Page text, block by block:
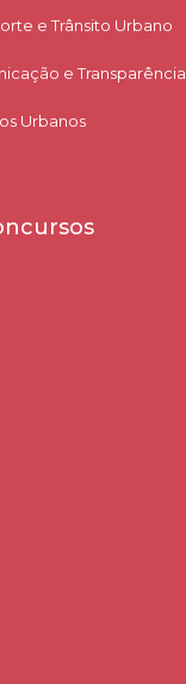
e Trânsito Urbano
e Transparência
Urbanos